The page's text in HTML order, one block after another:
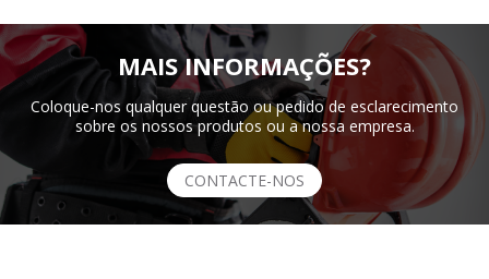
MAIS INFORMAÇÕES?
Coloque-nos qualquer questão ou pedido de esclarecimento
sobre os nossos produtos ou a nossa empresa.
CONTACTE-NOS